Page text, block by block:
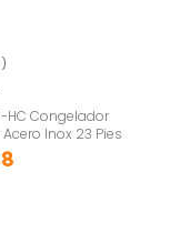
HC Congelador
Inox 23 Pies